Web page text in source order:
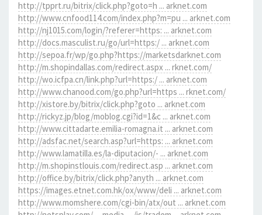
http://tpprt.ru/bitrix/click.php?goto=h ... arknet.com
http://www.cnfood114.com/index.php?m=pu ... arknet.com
http://nj1015.com/login/?referer=https: ... arknet.com
http://docs.masculist.ru/go/url=https:/ ... arknet.com
http://sepoa.fr/wp/go.php?https://marketsdarknet.com
http://m.shopindallas.com/redirect.aspx ... rknet.com/
http://wo.icfpa.cn/link.php?url=https:/ ... arknet.com
http://www.chanood.com/go.php?url=https ... rknet.com/
http://xistore.by/bitrix/click.php?goto ... arknet.com
http://rickyz.jp/blog/moblog.cgi?id=1&c ... arknet.com
http://www.cittadarte.emilia-romagna.it ... arknet.com
http://adsfac.net/search.asp?url=https: ... arknet.com
http://www.lamatilla.es/la-diputacion/- ... arknet.com
http://m.shopinstlouis.com/redirect.asp ... arknet.com
http://office.by/bitrix/click.php?anyth ... arknet.com
https://images.etnet.com.hk/ox/www/deli ... arknet.com
http://www.momshere.com/cgi-bin/atx/out ... arknet.com